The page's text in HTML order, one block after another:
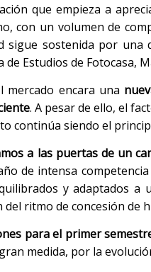
que empieza a
con un volumen de
sigue sostenida por una
de Estudios de Fotocasa,
mercado encara una
. A pesar de ello, el
continúa siendo el
a las puertas de un
de intensa
y adaptados a
ritmo de concesión de
para el primer
medida, por la